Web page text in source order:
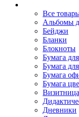
Все
Альбомы
Бейджи
Бланки
Блокноты
Бумага
Бумага
Бумага
Бумага
Визитница
Дневники